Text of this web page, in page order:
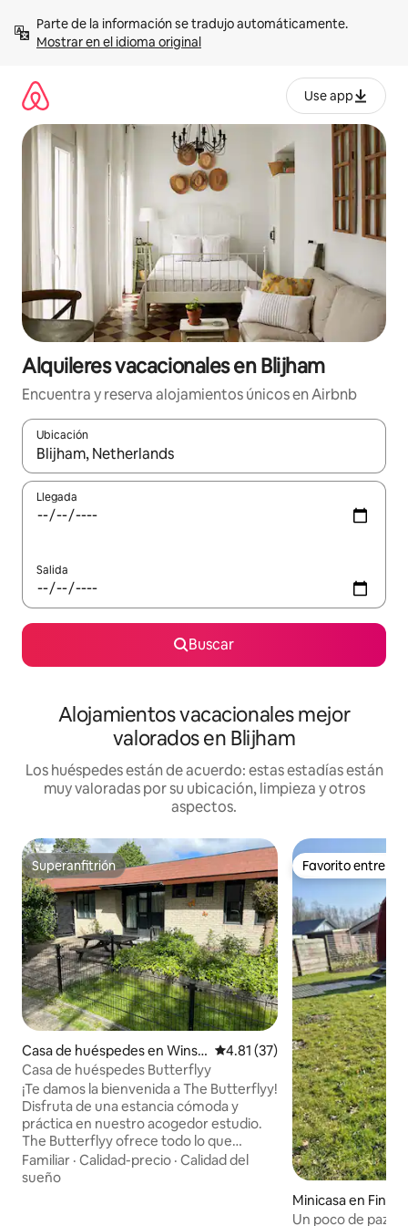
contenidoMostrar en el idioma original
Use app
Alquileres vacacionales en Blijham
Encuentra y reserva alojamientos únicos en Airbnb
Ubicación
Cuando los resultados estén disponibles, navega con las
Llegada
Salida
Buscar
Alojamientos vacacionales mejor
valorados en Blijham
Los huéspedes están de acuerdo: estas estadías están
muy valoradas por su ubicación, limpieza y otros
aspectos.
Superanfitrión
Superanfitrión
Casa de huéspedes en Winsc
hoten
Calificación promedio: 4.81 de
4.81 (37)
Casa de huéspedes Butterflyy
¡Te damos la bienvenida a The Butterflyy!
Disfruta de una estancia cómoda y
práctica en nuestro acogedor estudio.
The Butterflyy ofrece todo lo que
necesitas para relajarte, con mucha
privacidad y un encantador espacio al
Familiar · Calidad-precio · Calidad del
sueño
Favorito entre
Favorito entre
Minicasa en
Un poco de paz y